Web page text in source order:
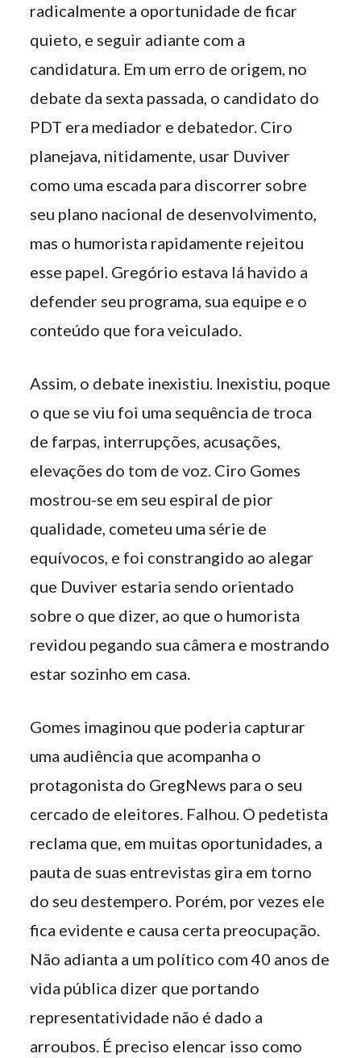
radicalmente a oportunidade de ficar
quieto, e seguir adiante com a
candidatura. Em um erro de origem, no
debate da sexta passada, o candidato do
PDT era mediador e debatedor. Ciro
planejava, nitidamente, usar Duviver
como uma escada para discorrer sobre
seu plano nacional de desenvolvimento,
mas o humorista rapidamente rejeitou
esse papel. Gregório estava lá havido a
defender seu programa, sua equipe e o
conteúdo que fora veiculado.
Assim, o debate inexistiu. Inexistiu, poque
o que se viu foi uma sequência de troca
de farpas, interrupções, acusações,
elevações do tom de voz. Ciro Gomes
mostrou-se em seu espiral de pior
qualidade, cometeu uma série de
equívocos, e foi constrangido ao alegar
que Duviver estaria sendo orientado
sobre o que dizer, ao que o humorista
revidou pegando sua câmera e mostrando
estar sozinho em casa.
Gomes imaginou que poderia capturar
uma audiência que acompanha o
protagonista do GregNews para o seu
cercado de eleitores. Falhou. O pedetista
reclama que, em muitas oportunidades, a
pauta de suas entrevistas gira em torno
do seu destempero. Porém, por vezes ele
fica evidente e causa certa preocupação.
Não adianta a um político com 40 anos de
vida pública dizer que portando
representatividade não é dado a
arroubos. É preciso elencar isso como